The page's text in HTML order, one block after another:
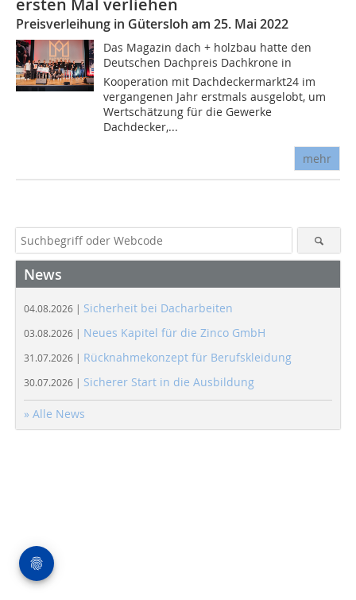
Preisverleihung in Gütersloh am 25. Mai 2022
Das Magazin dach + holzbau hatte den
Deutschen Dachpreis Dachkrone in
Kooperation mit Dachdeckermarkt24 im
vergangenen Jahr erstmals ausgelobt, um
Wertschätzung für die Gewerke
Dachdecker,...
mehr
News
04.08.2026 | Sicherheit bei Dacharbeiten
03.08.2026 | Neues Kapitel für die Zinco GmbH
31.07.2026 | Rücknahmekonzept für Berufskleidung
30.07.2026 | Sicherer Start in die Ausbildung
» Alle News